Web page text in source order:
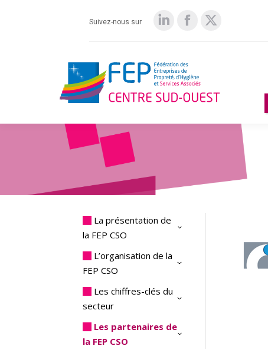
Suivez-nous sur
opens
in
opens
in
in
window
La présentation de
la FEP CSO
L’organisation de la
FEP CSO
Les chiffres-clés du
secteur
Les partenaires de
la FEP CSO